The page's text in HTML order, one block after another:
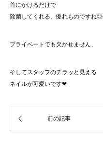
首にかけるだけで
除菌してくれる、優れものですね◎
プライベートでも欠かせません、
そしてスタッフのチラッと見える
ネイルが可愛いです❤︎